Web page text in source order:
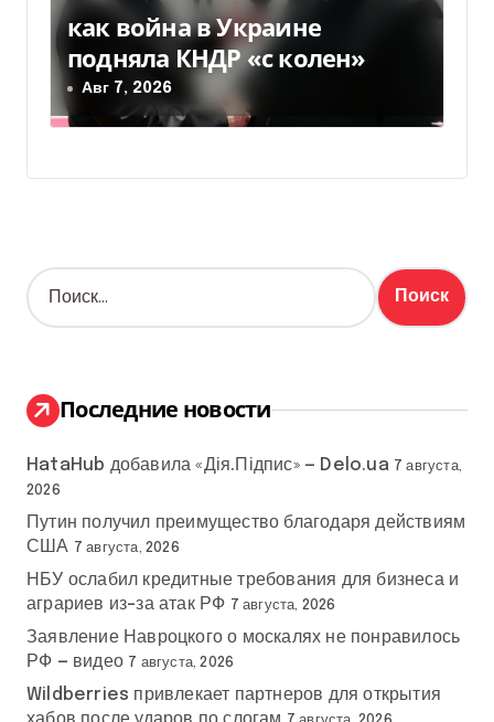
как война в Украине
подняла КНДР «с колен»
Авг 7, 2026
Н
а
:
Последние новости
HataHub добавила «Дія.Підпис» — Delo.ua 7 августа,
2026
Путин получил преимущество благодаря действиям
США 7 августа, 2026
НБУ ослабил кредитные требования для бизнеса и
аграриев из-за атак РФ 7 августа, 2026
Заявление Навроцкого о москалях не понравилось
РФ — видео 7 августа, 2026
Wildberries привлекает партнеров для открытия